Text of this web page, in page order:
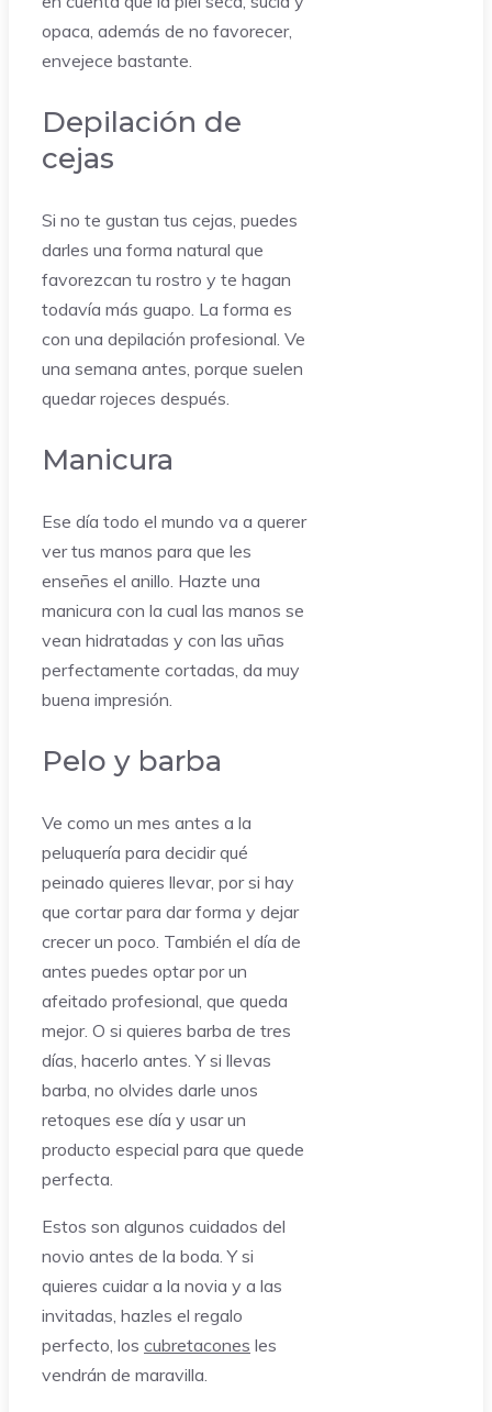
opaca, además de no favorecer,
envejece bastante.
Depilación de
cejas
Si no te gustan tus cejas, puedes
darles una forma natural que
favorezcan tu rostro y te hagan
todavía más guapo. La forma es
con una depilación profesional. Ve
una semana antes, porque suelen
quedar rojeces después.
Manicura
Ese día todo el mundo va a querer
ver tus manos para que les
enseñes el anillo. Hazte una
manicura con la cual las manos se
vean hidratadas y con las uñas
perfectamente cortadas, da muy
buena impresión.
Pelo y barba
Ve como un mes antes a la
peluquería para decidir qué
peinado quieres llevar, por si hay
que cortar para dar forma y dejar
crecer un poco. También el día de
antes puedes optar por un
afeitado profesional, que queda
mejor. O si quieres barba de tres
días, hacerlo antes. Y si llevas
barba, no olvides darle unos
retoques ese día y usar un
producto especial para que quede
perfecta.
Estos son algunos cuidados del
novio antes de la boda. Y si
quieres cuidar a la novia y a las
invitadas, hazles el regalo
perfecto, los cubretacones les
vendrán de maravilla.